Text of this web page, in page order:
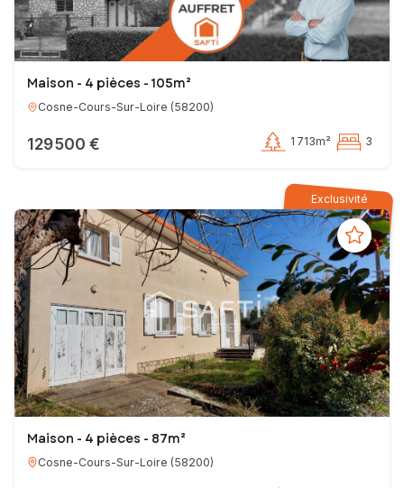
Maison - 4 pièces - 105m²
Cosne-Cours-Sur-Loire (58200)
129 500 € 1 713m² 3
Exclusivité
Maison - 4 pièces - 87m²
Cosne-Cours-Sur-Loire (58200)